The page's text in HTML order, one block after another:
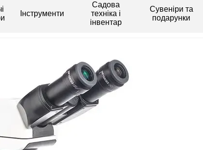
Інструменти
Садова
техніка і
інвентар
Сувеніри та
подарунки